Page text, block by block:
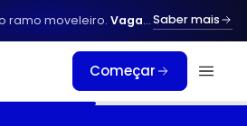
ramo moveleiro. Vagas limitadas. Saber mais
Começar